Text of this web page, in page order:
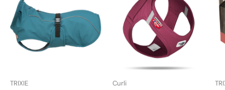
TRIXIE Curli